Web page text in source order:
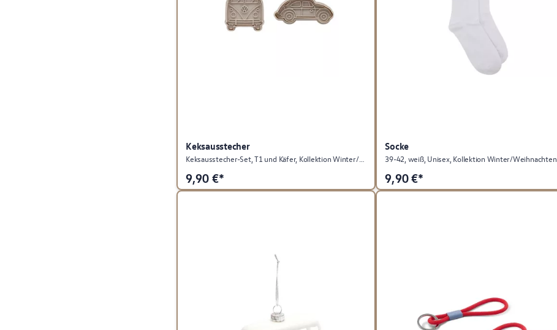
Keksausstecher
Keksausstecher-Set, T1 und Käfer, Kollektion Winter/Weihnachten
9,90 €*
Socke
39-42, weiß, Unisex, Kollektion Winter/Weihnachten
9,90€*